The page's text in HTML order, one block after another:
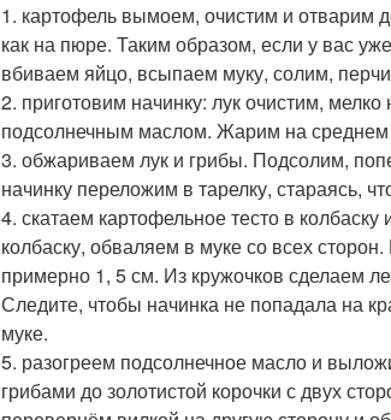
1. картофель вымоем, очистим и отварим
как на пюре. Таким образом, если у вас
вбиваем яйцо, всыпаем муку, солим,
2. приготовим начинку: лук очистим,
подсолнечным маслом. Жарим на
3. обжариваем лук и грибы. Подсолим,
начинку переложим в тарелку, стараясь,
4. скатаем картофельное тесто в
колбаску, обваляем в муке со всех
примерно 1, 5 см. Из кружочков сделаем
Следите, чтобы начинка не попадала на
муке.
5. разогреем подсолнечное масло и
грибами до золотистой корочки с двух